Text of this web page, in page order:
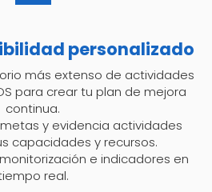
personalizado
más extenso de actividades
para crear tu plan de mejora
continua.
y evidencia actividades
capacidades y recursos.
e indicadores en
real.